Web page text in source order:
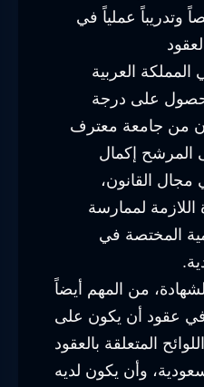
وتدريباً عملياً في
العربية
على درجة
من جامعة معترف
المرشح إكمال
القانون،
لممارسة
المختصة في
من المهم أيضاً
عقود أن يكون على
المتعلقة بالعقود
وأن يكون لديه